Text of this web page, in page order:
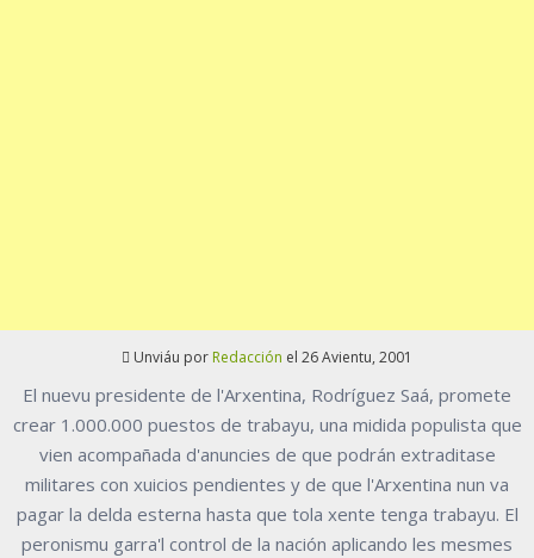
Unviáu por Redacción el 26 Avientu, 2001
El nuevu presidente de l'Arxentina, Rodríguez Saá, promete
crear 1.000.000 puestos de trabayu, una midida populista que
vien acompañada d'anuncies de que podrán extraditase
militares con xuicios pendientes y de que l'Arxentina nun va
pagar la delda esterna hasta que tola xente tenga trabayu. El
peronismu garra'l control de la nación aplicando les mesmes